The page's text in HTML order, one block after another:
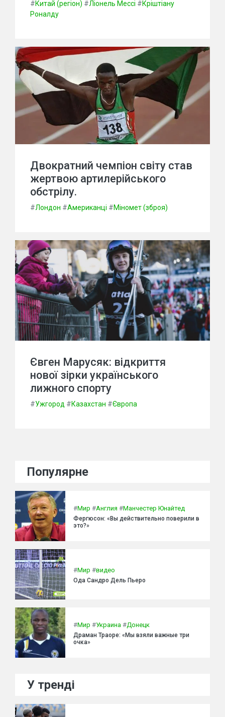
#Китай (регіон) #Ліонель Мессі #Кріштіану
Роналду
Двократний чемпіон світу став
жертвою артилерійського
обстрілу.
#Лондон #Американці #Міномет (зброя)
Євген Марусяк: відкриття
нової зірки українського
лижного спорту
#Ужгород #Казахстан #Європа
Популярне
#Мир #Англия #Манчестер Юнайтед
Фергюсон: «Вы действительно поверили в
это?»
#Мир #видео
Ода Сандро Дель Пьеро
#Мир #Украина #Донецк
Драман Траоре: «Мы взяли важные три
очка»
У тренді